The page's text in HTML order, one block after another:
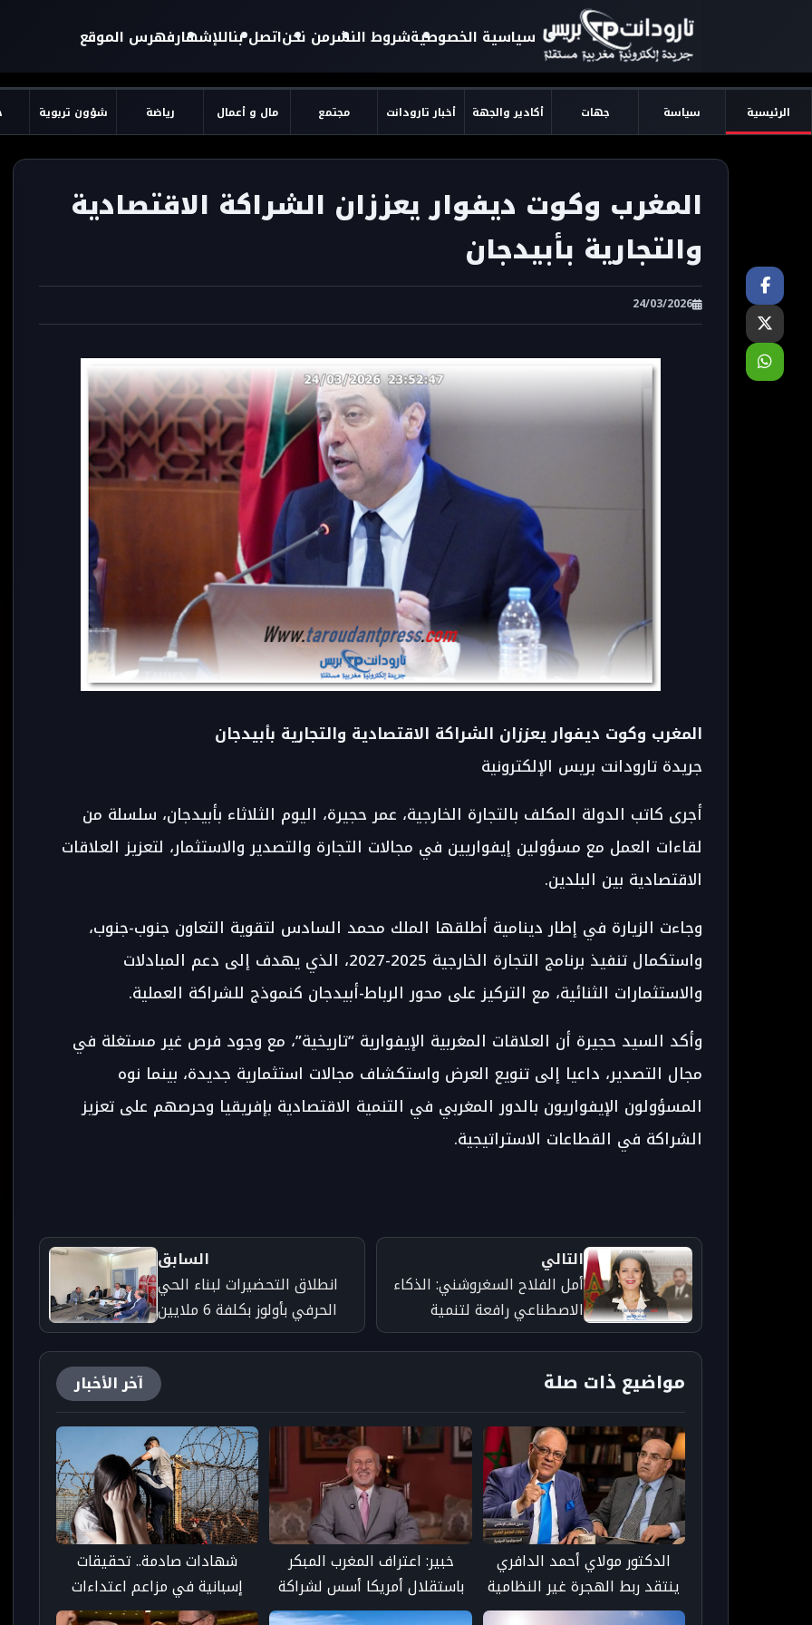
سياسية الخصوصيةشروط النشرمن نحناتصل بناللإشهارفهرس الموقع
الرئيسية سياسة جهات أكادير والجهة أخبار تارودانت مجتمع مال و أعمال رياضة شؤون تربوية
المغرب وكوت ديفوار يعززان الشراكة الاقتصادية
والتجارية بأبيدجان
24/03/2026
المغرب وكوت ديفوار يعززان الشراكة الاقتصادية والتجارية بأبيدجان
جريدة تارودانت بريس الإلكترونية
أجرى كاتب الدولة المكلف بالتجارة الخارجية، عمر حجيرة، اليوم الثلاثاء بأبيدجان، سلسلة من
لقاءات العمل مع مسؤولين إيفواريين في مجالات التجارة والتصدير والاستثمار، لتعزيز العلاقات
الاقتصادية بين البلدين.
وجاءت الزيارة في إطار دينامية أطلقها الملك محمد السادس لتقوية التعاون جنوب-جنوب،
واستكمال تنفيذ برنامج التجارة الخارجية 2025-2027، الذي يهدف إلى دعم المبادلات
والاستثمارات الثنائية، مع التركيز على محور الرباط-أبيدجان كنموذج للشراكة العملية.
وأكد السيد حجيرة أن العلاقات المغربية الإيفوارية “تاريخية”، مع وجود فرص غير مستغلة في
مجال التصدير، داعيا إلى تنويع العرض واستكشاف مجالات استثمارية جديدة، بينما نوه
المسؤولون الإيفواريون بالدور المغربي في التنمية الاقتصادية بإفريقيا وحرصهم على تعزيز
الشراكة في القطاعات الاستراتيجية.
التالي
أمل الفلاح السغروشني: الذكاء
الاصطناعي رافعة لتنمية
إفريقيا والخدمات العمومية
السابق
انطلاق التحضيرات لبناء الحي
الحرفي بأولوز بكلفة 6 ملايين
درهم
مواضيع ذات صلة آخر الأخبار
الدكتور مولاي أحمد الدافري
ينتقد ربط الهجرة غير النظامية
بمدونة الأسرة ويدعو إلى مقاربة
خبير: اعتراف المغرب المبكر
باستقلال أمريكا أسس لشراكة
استراتيجية مستمرة منذ 250
شهادات صادمة.. تحقيقات
إسبانية في مزاعم اعتداءات
جنسية استهدفت فتيات خلال